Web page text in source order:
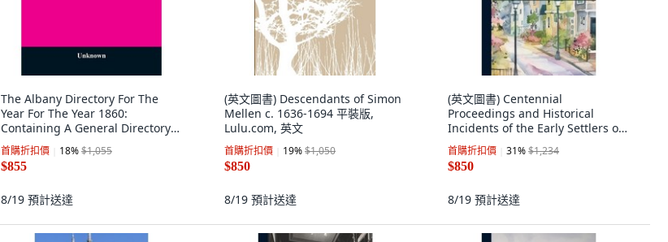
The Albany Directory For The
Year For The Year 1860:
Containing A General Directory
Of The Citizens ... 平裝版, Alpha
Edition, 英語
首購折扣價 18%$1,055
$855
8/19 預計送達
(英文圖書) Descendants of Simon
Mellen c. 1636-1694 平裝版,
Lulu.com, 英文
首購折扣價 19%$1,050
$850
8/19 預計送達
(英文圖書) Centennial
Proceedings and Historical
Incidents of the Early Settlers of
Northfield Vt: With... 精裝版,
Legare Street Press, 英文
首購折扣價 31%$1,234
$850
8/19 預計送達